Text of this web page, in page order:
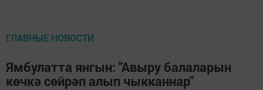
ГЛАВНЫЕ НОВОСТИ
Ямбулатта янгын: "Авыру балаларын
көчкә сөйрәп алып чыкканнар"